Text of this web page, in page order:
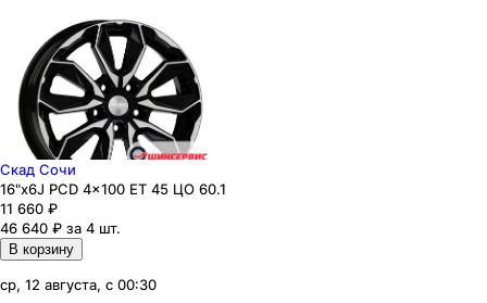
Скад Сочи
16"x6J PCD 4x100 ЕТ 45 ЦО 60.1
11 660 ₽
46 640 ₽ за 4 шт.
В корзину
ср, 12 августа, с 00:30